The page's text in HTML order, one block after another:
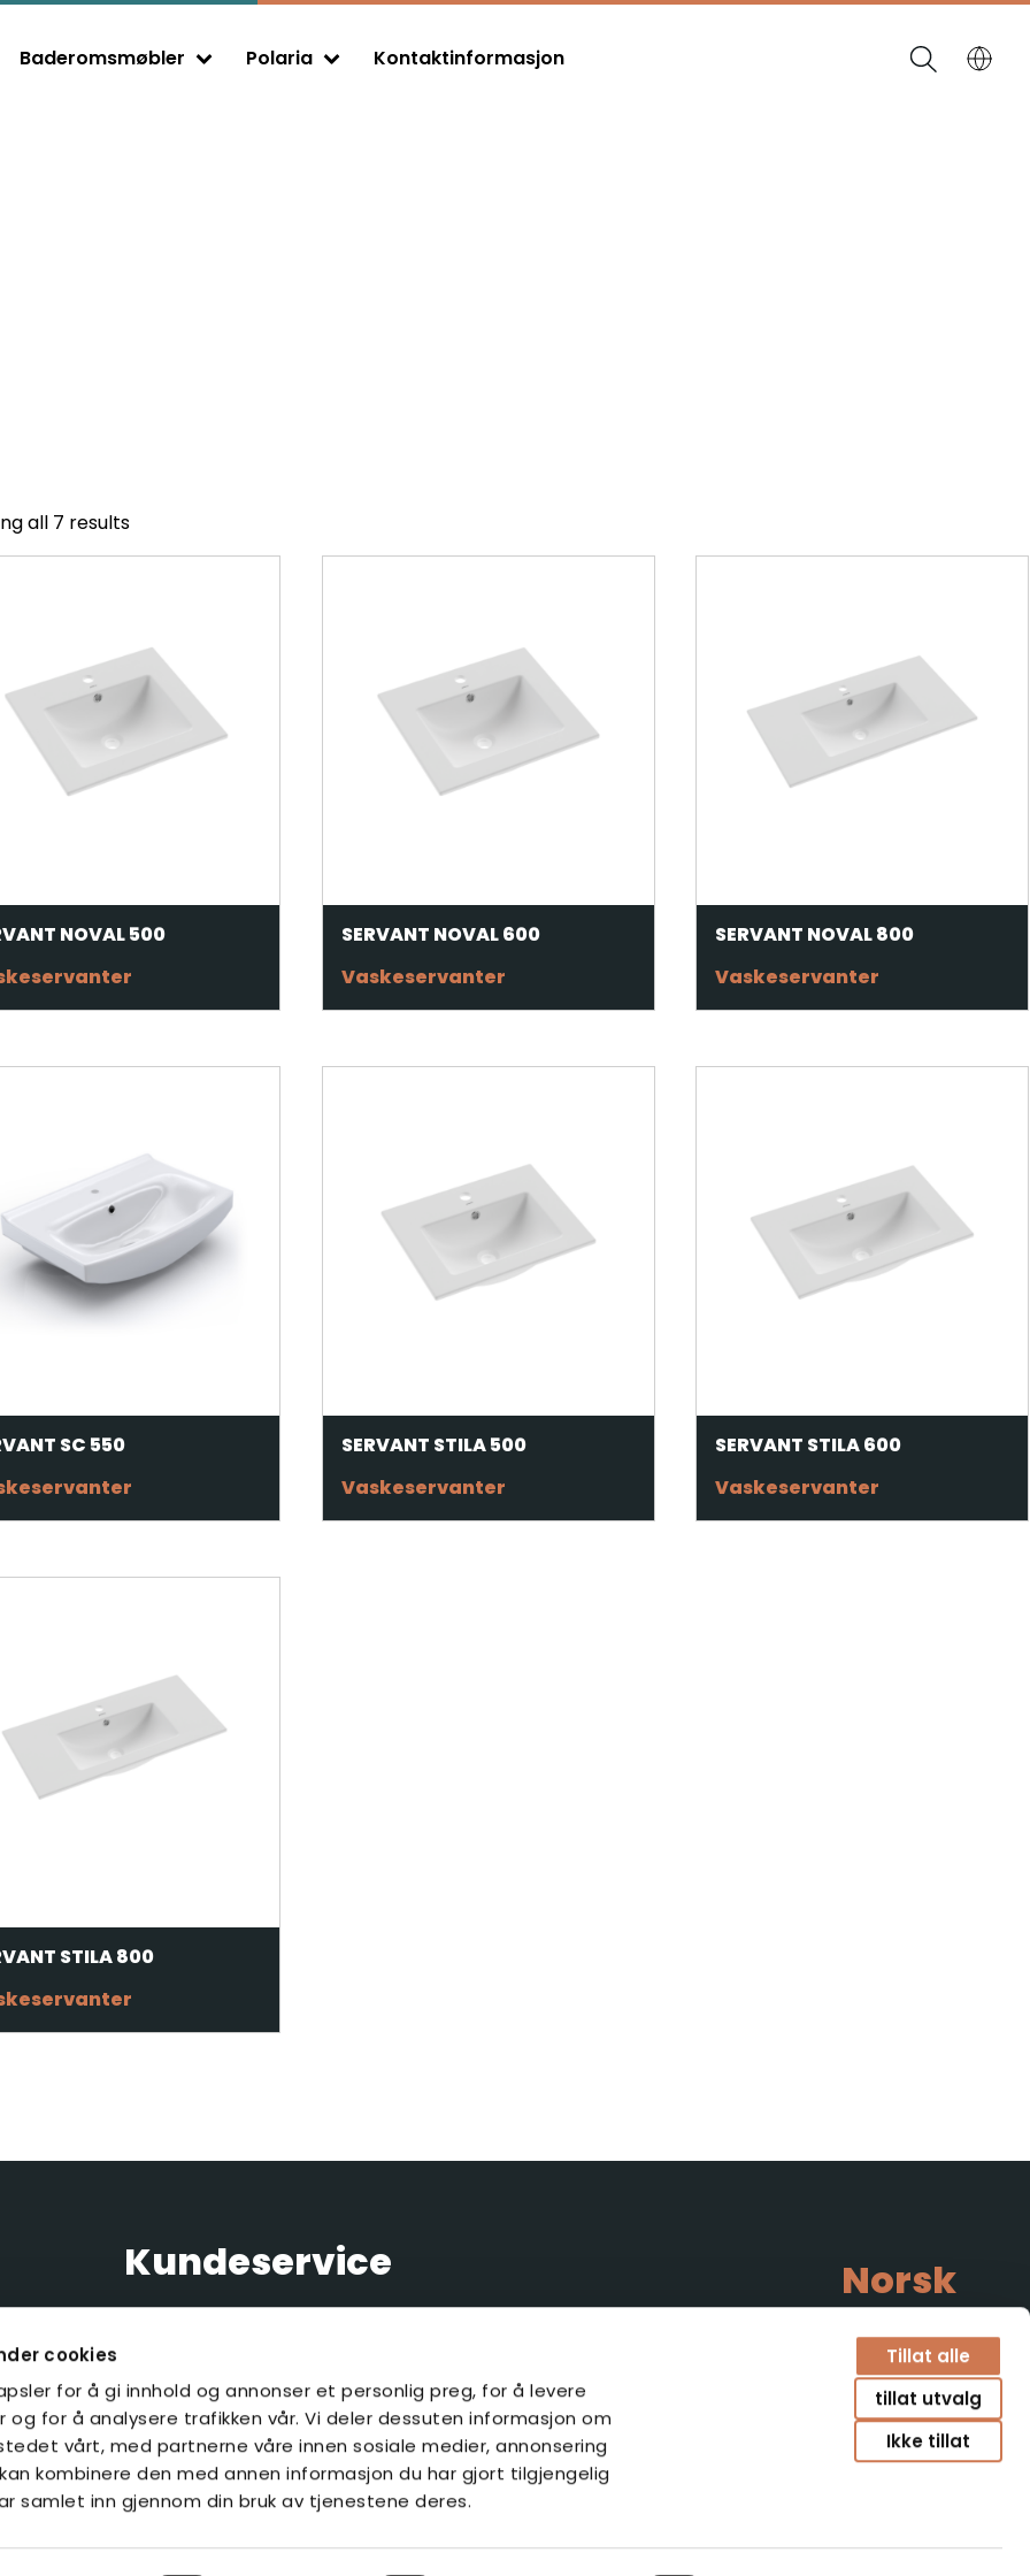
cookies
for å gi innhold og annonser et personlig preg, for å levere
og for å analysere trafikken vår. Vi deler dessuten informasjon om
vårt, med partnerne våre innen sosiale medier, annonsering
kombinere den med annen informasjon du har gjort tilgjengelig
samlet inn gjennom din bruk av tjenestene deres.
Tillat alle
tillat utvalg
Ikke tillat
Baderomsmøbler Polaria Kontaktinformasjon
all 7 results
NOVAL 500
SERVANT NOVAL 600
Vaskeservanter
SERVANT NOVAL 800
Vaskeservanter
SC 550
SERVANT STILA 500
Vaskeservanter
SERVANT STILA 600
Vaskeservanter
STILA 800
Kundeservice Norsk
Rekisteriseloste Tietoa evästeistä Tilbake til toppen